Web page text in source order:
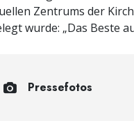
Zentrums der
wurde: „Das Beste
Pressefotos